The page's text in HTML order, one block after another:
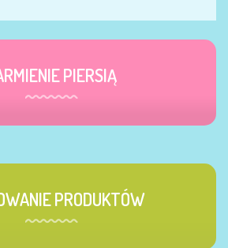
PIERSIĄ
PRODUKTÓW